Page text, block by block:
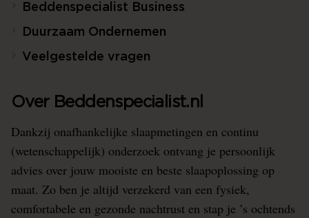
Beddenspecialist Business
Duurzaam Ondernemen
Veelgestelde vragen
Over Beddenspecialist.nl
Dankzij onafhankelijke slaapmetingen en continu
(wetenschappelijk) onderzoek ontvang je persoonlijk
advies over jouw mooiste en beste slaapoplossing op
maat. Zo ben je altijd verzekerd van een fysiek,
comfortabele en gezonde nachtrust en stap je ’s ochtends